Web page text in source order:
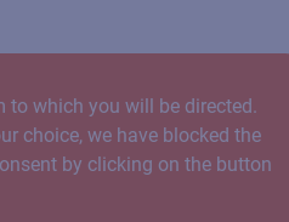
to which you will be directed.
choice, we have blocked the
by clicking on the button